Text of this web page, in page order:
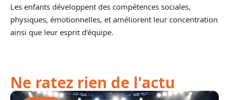
Les enfants développent des compétences sociales,
physiques, émotionnelles, et améliorent leur concentration
ainsi que leur esprit d’équipe.
Ne ratez rien de l'actu